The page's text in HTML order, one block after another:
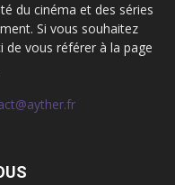
du cinéma et des séries
Si vous souhaitez
vous référer à la page